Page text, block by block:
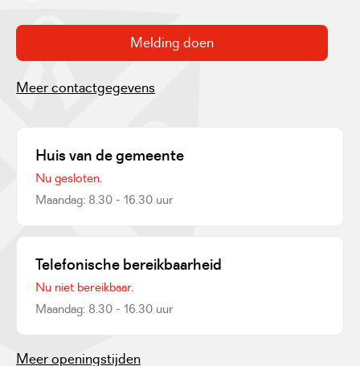
Melding doen
Meer contactgegevens
Huis van de gemeente
Nu gesloten.
Maandag: 8.30 - 16.30 uur
Telefonische bereikbaarheid
Nu niet bereikbaar.
Maandag: 8.30 - 16.30 uur
Meer openingstijden